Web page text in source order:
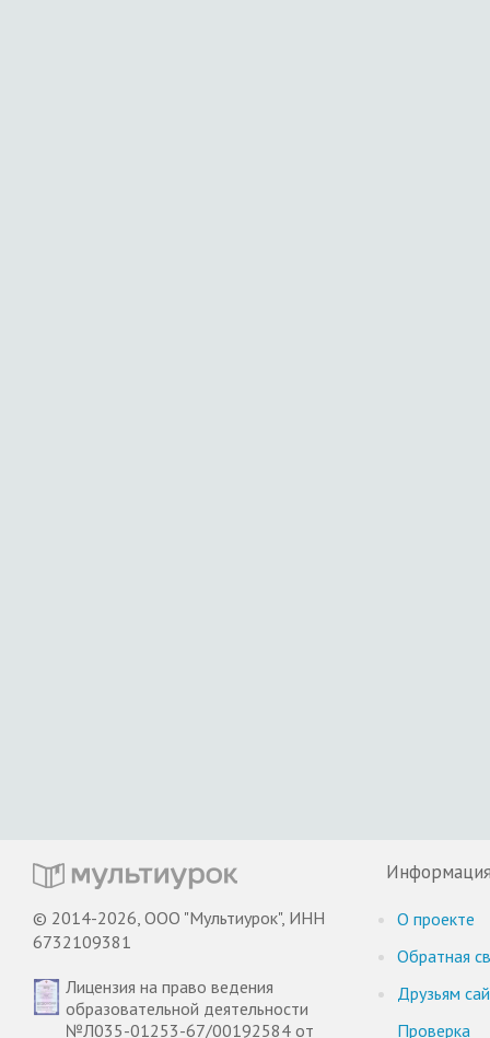
© 2014-2026, ООО "Мультиурок", ИНН
6732109381
Лицензия на право ведения
образовательной деятельности
№Л035-01253-67/00192584 от
О проекте
Обратная
Друзьям
Проверка